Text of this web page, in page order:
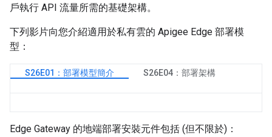
戶執行 API 流量所需的基礎架構。
下列影片向您介紹適用於私有雲的 Apigee Edge 部署模
型：
S26E01：部署模型簡介 S26E04：部署架構
Edge Gateway 的地端部署安裝元件包括 (但不限於)：